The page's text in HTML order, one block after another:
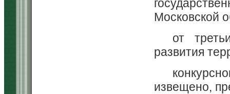
Московской
от
развития
извещено,